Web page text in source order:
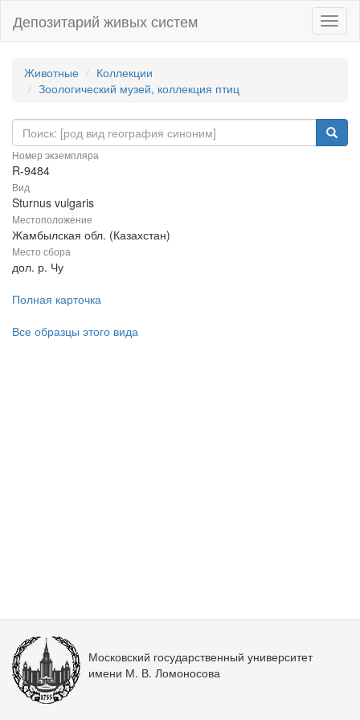
Депозитарий живых систем
Животные
Коллекции
Зоологический музей, коллекция птиц
Номер экземпляра
R-9484
Вид
Sturnus vulgaris
Местоположение
Жамбылская обл. (Казахстан)
Место сбора
дол. р. Чу
Полная карточка
Все образцы этого вида
Московский государственный университет
имени М. В. Ломоносова